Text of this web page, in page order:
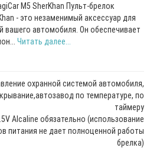
M5 SherKhan Пульт-брелок
- это незаменимый аксессуар для
вашего автомобиля. Он обеспечивает
Читать далее...
охранной системой автомобиля,
по температуре, по
таймеру
Alcaline обязательно (использование
питания не дает полноценной работы
брелка)